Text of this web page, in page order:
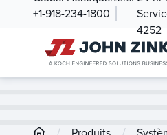
+1-918-234-1800
4252